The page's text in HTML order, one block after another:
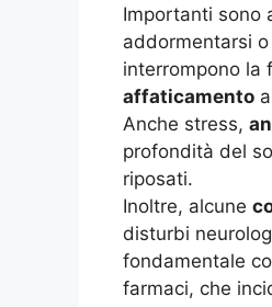
Importanti sono
addormentarsi
interrompono la
affaticamento
Anche stress,
profondità del
riposati.
Inoltre, alcune
disturbi
fondamentale
farmaci, che